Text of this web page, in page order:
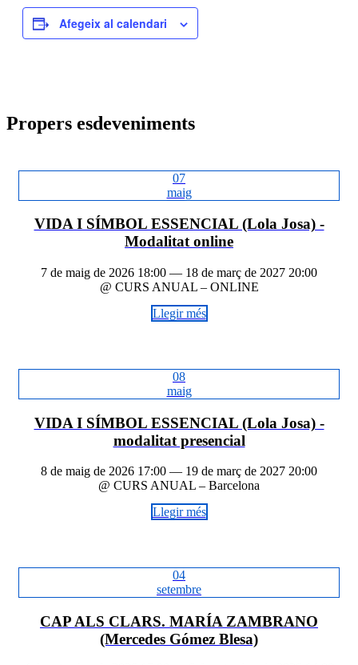
Afegeix al calendari
Propers esdeveniments
07
maig
VIDA I SÍMBOL ESSENCIAL (Lola Josa) -
Modalitat online
7 de maig de 2026 18:00 — 18 de març de 2027 20:00
@ CURS ANUAL – ONLINE
Llegir més
08
maig
VIDA I SÍMBOL ESSENCIAL (Lola Josa) -
modalitat presencial
8 de maig de 2026 17:00 — 19 de març de 2027 20:00
@ CURS ANUAL – Barcelona
Llegir més
04
setembre
CAP ALS CLARS. MARÍA ZAMBRANO
(Mercedes Gómez Blesa)